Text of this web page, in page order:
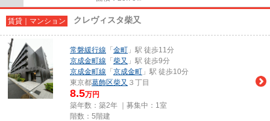
賃貸｜マンション クレヴィスタ柴又
常磐緩行線 「 金町 」駅 徒歩11分
京成金町線 「 柴又 」駅 徒歩9分
京成金町線 「 京成金町 」駅 徒歩10分
東京都葛飾区柴又 ３丁目
8.5万円
築年数：築2年 ｜募集中： 1室
階数：5階建